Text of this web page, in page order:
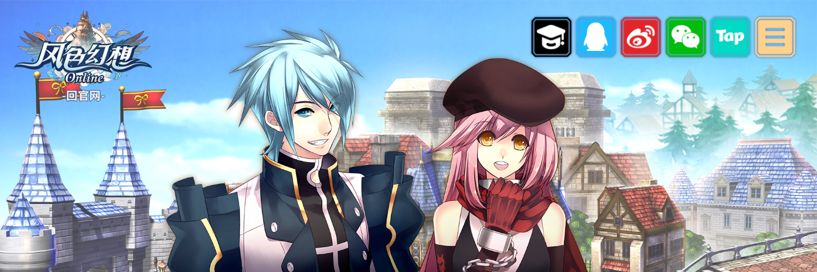
最新消息
游戏指南
账号注册
下载专区
游戏充值
会员中心